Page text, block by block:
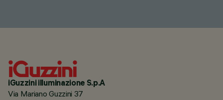
iGuzzini illuminazione S.p.A
Via Mariano Guzzini 37